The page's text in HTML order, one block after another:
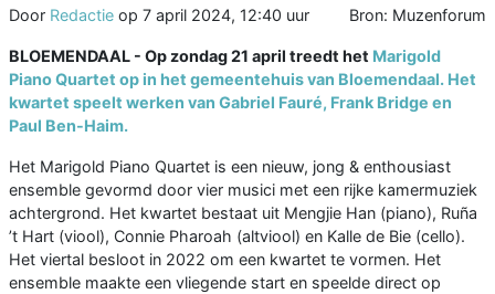
Door Redactie op 7 april 2024, 12:40 uur Bron: Muzenforum
BLOEMENDAAL - Op zondag 21 april treedt het Marigold
Piano Quartet op in het gemeentehuis van Bloemendaal. Het
kwartet speelt werken van Gabriel Fauré, Frank Bridge en
Paul Ben-Haim.
Het Marigold Piano Quartet is een nieuw, jong & enthousiast
ensemble gevormd door vier musici met een rijke kamermuziek
achtergrond. Het kwartet bestaat uit Mengjie Han (piano), Ruña
’t Hart (viool), Connie Pharoah (altviool) en Kalle de Bie (cello).
Het viertal besloot in 2022 om een kwartet te vormen. Het
ensemble maakte een vliegende start en speelde direct op